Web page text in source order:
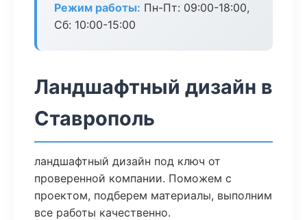
Режим работы: Пн-Пт: 09:00-18:00,
Сб: 10:00-15:00
Ландшафтный дизайн в
Ставрополь
ландшафтный дизайн под ключ от
проверенной компании. Поможем с
проектом, подберем материалы, выполним
все работы качественно.